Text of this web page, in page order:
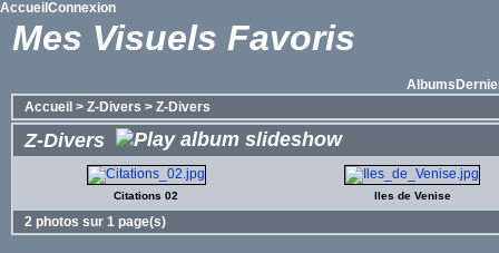
Accueil Connexion
Mes Visuels Favoris
Albums
Accueil > Z-Divers > Z-Divers
Z-Divers
Citations 02 Iles de Venise
2 photos sur 1 page(s)